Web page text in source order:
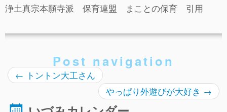
浄土真宗本願寺派 保育連盟 まことの保育 引用
Post navigation
← トントン大工さん
やっぱり外遊びが大好き →